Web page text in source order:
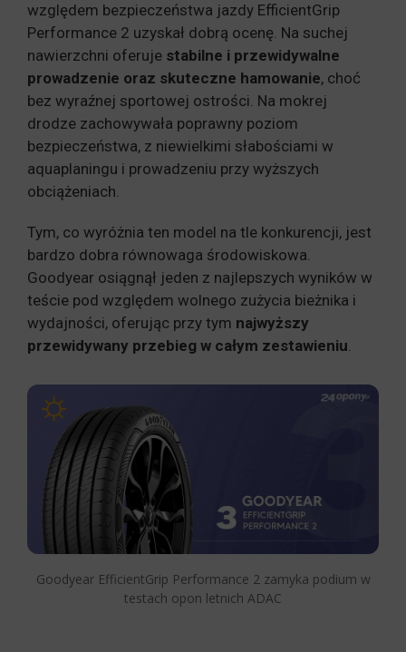
względem bezpieczeństwa jazdy EfficientGrip
Performance 2 uzyskał dobrą ocenę. Na suchej
nawierzchni oferuje stabilne i przewidywalne
prowadzenie oraz skuteczne hamowanie, choć
bez wyraźnej sportowej ostrości. Na mokrej
drodze zachowywała poprawny poziom
bezpieczeństwa, z niewielkimi słabościami w
aquaplaningu i prowadzeniu przy wyższych
obciążeniach.
Tym, co wyróżnia ten model na tle konkurencji, jest
bardzo dobra równowaga środowiskowa.
Goodyear osiągnął jeden z najlepszych wyników w
teście pod względem wolnego zużycia bieżnika i
wydajności, oferując przy tym najwyższy
przewidywany przebieg w całym zestawieniu.
Goodyear EfficientGrip Performance 2 zamyka podium w
testach opon letnich ADAC